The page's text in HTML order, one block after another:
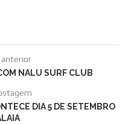
NALU SURF CLUB
DIA 5 DE SETEMBRO